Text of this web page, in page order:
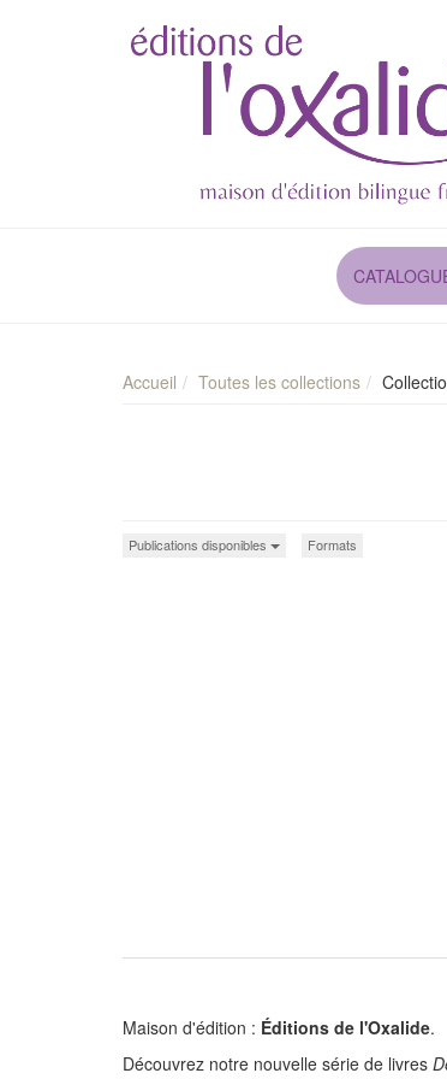
Accueil Toutes les collections
Publications disponibles Formats
Maison d'édition : Éditions de l'Oxalide.
Découvrez notre nouvelle série de livres